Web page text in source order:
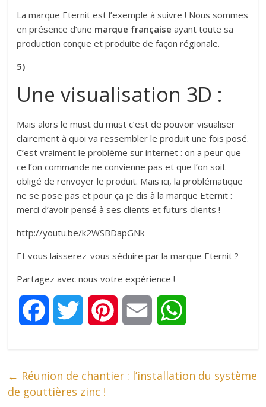
La marque Eternit est l’exemple à suivre ! Nous sommes
en présence d’une marque française ayant toute sa
production conçue et produite de façon régionale.
5)
Une visualisation 3D :
Mais alors le must du must c’est de pouvoir visualiser
clairement à quoi va ressembler le produit une fois posé.
C’est vraiment le problème sur internet : on a peur que
ce l’on commande ne convienne pas et que l’on soit
obligé de renvoyer le produit. Mais ici, la problématique
ne se pose pas et pour ça je dis à la marque Eternit :
merci d’avoir pensé à ses clients et futurs clients !
http://youtu.be/k2WSBDapGNk
Et vous laisserez-vous séduire par la marque Eternit ?
Partagez avec nous votre expérience !
c
e t
a
← Réunion de chantier : l’installation du système
de gouttières zinc !